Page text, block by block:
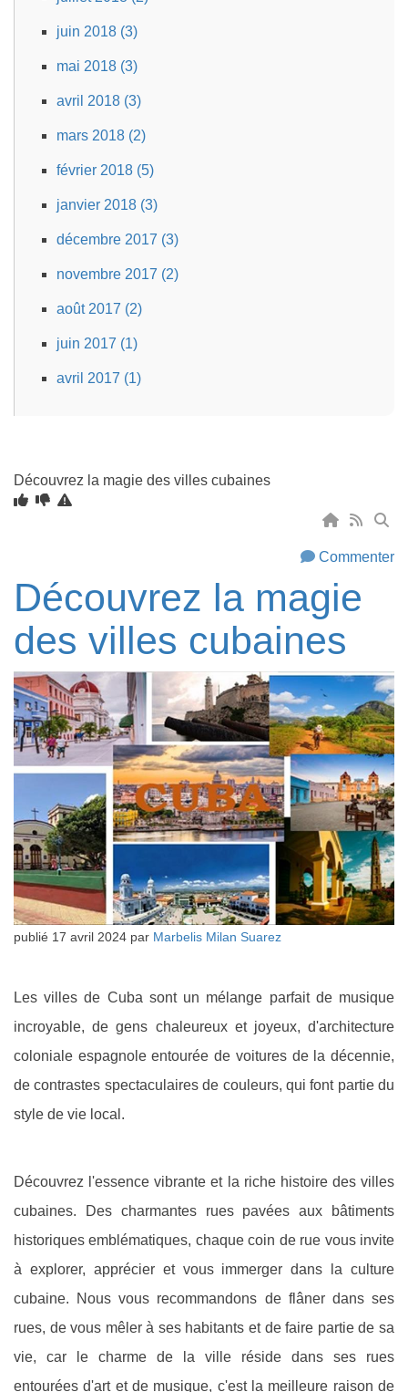
juin 2018 (3)
mai 2018 (3)
avril 2018 (3)
mars 2018 (2)
février 2018 (5)
janvier 2018 (3)
décembre 2017 (3)
novembre 2017 (2)
août 2017 (2)
juin 2017 (1)
avril 2017 (1)
Découvrez la magie des villes cubaines
Commenter
Découvrez la magie
des villes cubaines
publié 17 avril 2024 par Marbelis Milan Suarez
Les villes de Cuba sont un mélange parfait de musique
incroyable, de gens chaleureux et joyeux, d'architecture
coloniale espagnole entourée de voitures de la décennie,
de contrastes spectaculaires de couleurs, qui font partie du
style de vie local.
Découvrez l'essence vibrante et la riche histoire des villes
cubaines. Des charmantes rues pavées aux bâtiments
historiques emblématiques, chaque coin de rue vous invite
à explorer, apprécier et vous immerger dans la culture
cubaine. Nous vous recommandons de flâner dans ses
rues, de vous mêler à ses habitants et de faire partie de sa
vie, car le charme de la ville réside dans ses rues
entourées d'art et de musique, c'est la meilleure raison de